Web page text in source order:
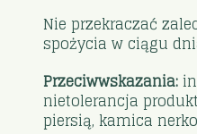
Nie przekraczać
spożycia w ciągu
Przeciwwskazania:
nietolerancja
piersią, kamica